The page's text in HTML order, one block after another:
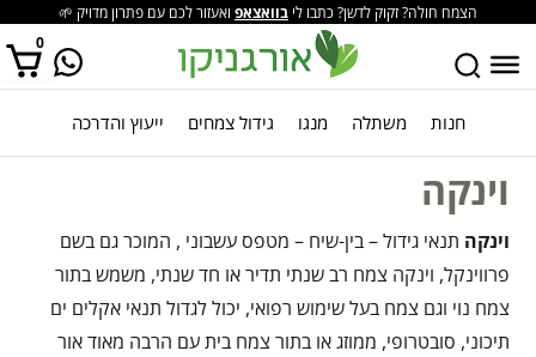
הצמח חולה? זקוק לדשן? כתבו לי בוואצאפ ואעזור לכם עם פתרון מדויק 🌱
0
אין מוצרים בסל הקניות. חנות משתלה מנגו גידול צמחים ייעוץ והדרכה
וינקה
וינקה תנאי גידול – בין-שיח – מטפס עשבוני , המוכר גם בשם
פרווינקל, וינקה צמח רב שנתי תדיר או חד שנתי, משמש בתור
צמח נוי וגם צמח בעל שימוש רפואי, יכול לגדול תנאי אקלים ים
תיכוני, סובטרופי, ממוזג או בתור צמח בית עם הרבה מאוד אור